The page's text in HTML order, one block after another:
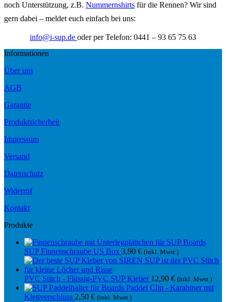
noch Unterstützung, z.B. Nummernshirts für die Rennen? Wir sind
gern dabei – meldet euch einfach bei uns:
info@i-sup.de oder per Telefon: 0441 – 93 65 75 63
Informationen
Über uns
AGB
Garantie
Produktsicherheit
Impressum
Versand
Datenschutz
Widerruf
Kontakt
Produkte
SUP Finnenschraube US Box 3,90 € (inkl. Mwst.)
PVC Stitch - Flüssig-PVC SUP Kleber 12,90 € (inkl. Mwst.)
Paddel Clip - Karabiner mit
Klettverschluss 2,50 € (inkl. Mwst.)